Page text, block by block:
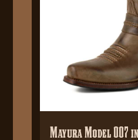
Mayura Model 007